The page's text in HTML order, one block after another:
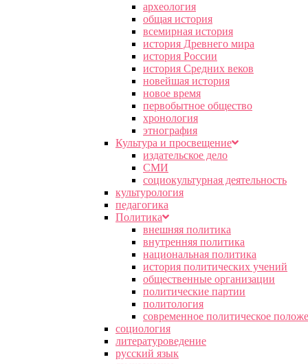
археология
общая история
всемирная история
история Древнего мира
история России
история Средних веков
новейшая история
новое время
первобытное общество
хронология
этнография
Культура и просвещение
издательское дело
СМИ
социокультурная деятельность
культурология
педагогика
Политика
внешняя политика
внутренняя политика
национальная политика
история политических учений
общественные организации
политические партии
политология
современное политическое
социология
литературоведение
русский язык